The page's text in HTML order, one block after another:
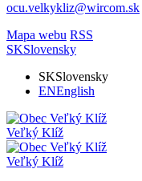
ocu.velkykliz@wircom.sk
Mapa webu RSS
SKSlovensky
SKSlovensky
ENEnglish
Veľký Klíž
Veľký Klíž